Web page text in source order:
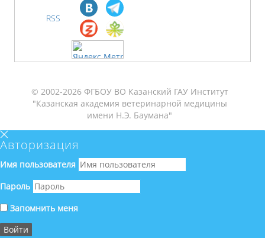
RSS
© 2002-2026 ФГБОУ ВО Казанский ГАУ Институт
"Казанская академия ветеринарной медицины
имени Н.Э. Баумана"
Авторизация
Имя пользователя
Пароль
Запомнить меня